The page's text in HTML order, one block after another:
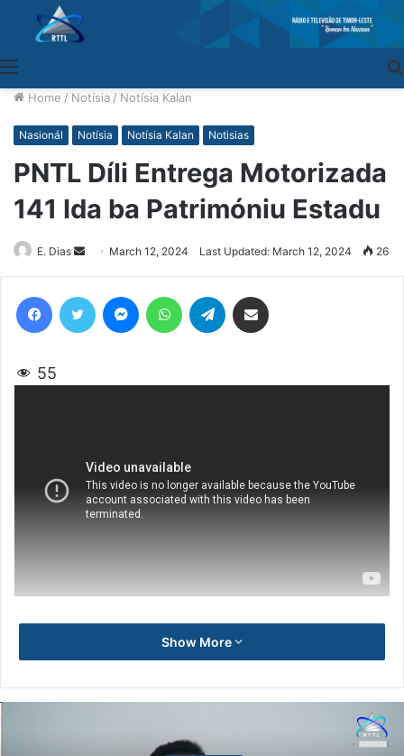
Home / Notísia / Notísia Kalan
Nasionál Notísia Notísia Kalan Notisias
PNTL Díli Entrega Motorizada
141 Ida ba Patrimóniu Estadu
E. Dias
Send
an
March 12, 2024 Last Updated: March 12, 2024 26
55
Show More